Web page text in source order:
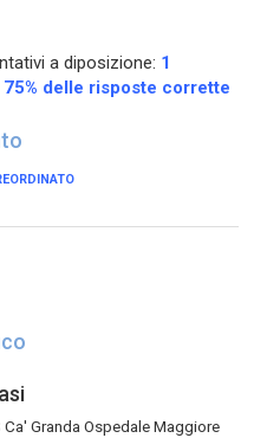
a diposizione: 1
75% delle risposte corrette
Ca' Granda Ospedale Maggiore